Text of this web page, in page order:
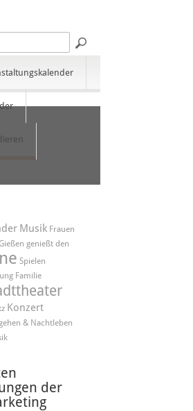
Musik Frauen
genießt den
Spielen
Familie
Konzert
& Nachtleben
der